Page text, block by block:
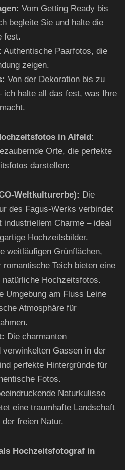
Vom Getting Ready bis
begleite Sie und halte die
fest.
Authentische Paarfotos, die
zeigen.
Von der Dekoration bis zu
ich halte all das fest, was Ihre
in Alfeld:
Orte, die perfekte
darstellen:
Weltkulturerbe): Die
des Fagus-Werks verbindet
industriellem Charme – ideal
Hochzeitsbilder.
weitläufigen Grünflächen,
romantische Teich bieten eine
Hochzeitsfotos.
Umgebung am Fluss Leine
Atmosphäre für
Die charmanten
verwinkelten Gassen in der
perfekte Hintergründe für
Fotos.
Naturkulisse
eine traumhafte Landschaft
freien Natur.
Hochzeitsfotograf in